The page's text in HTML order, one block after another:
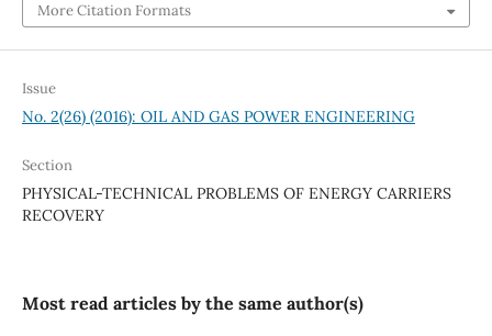
More Citation Formats
Issue
No. 2(26) (2016): OIL AND GAS POWER ENGINEERING
Section
PHYSICAL-TECHNICAL PROBLEMS OF ENERGY CARRIERS
RECOVERY
Most read articles by the same author(s)